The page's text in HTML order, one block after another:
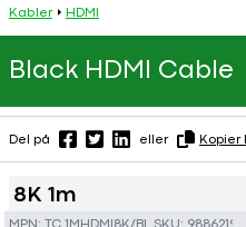
Kabler HDMI
Black HDMI Cable
Del på eller Kopier
8K 1m
MPN: TC 1MHDMI8K/BL SKU: 9886219